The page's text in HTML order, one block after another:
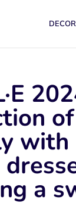
with
a